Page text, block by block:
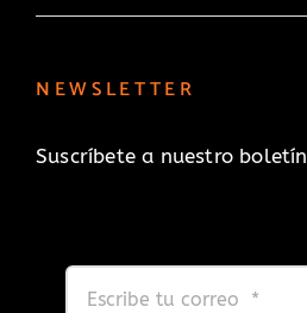
NEWSLETTER
Suscríbete a nuestro boletín